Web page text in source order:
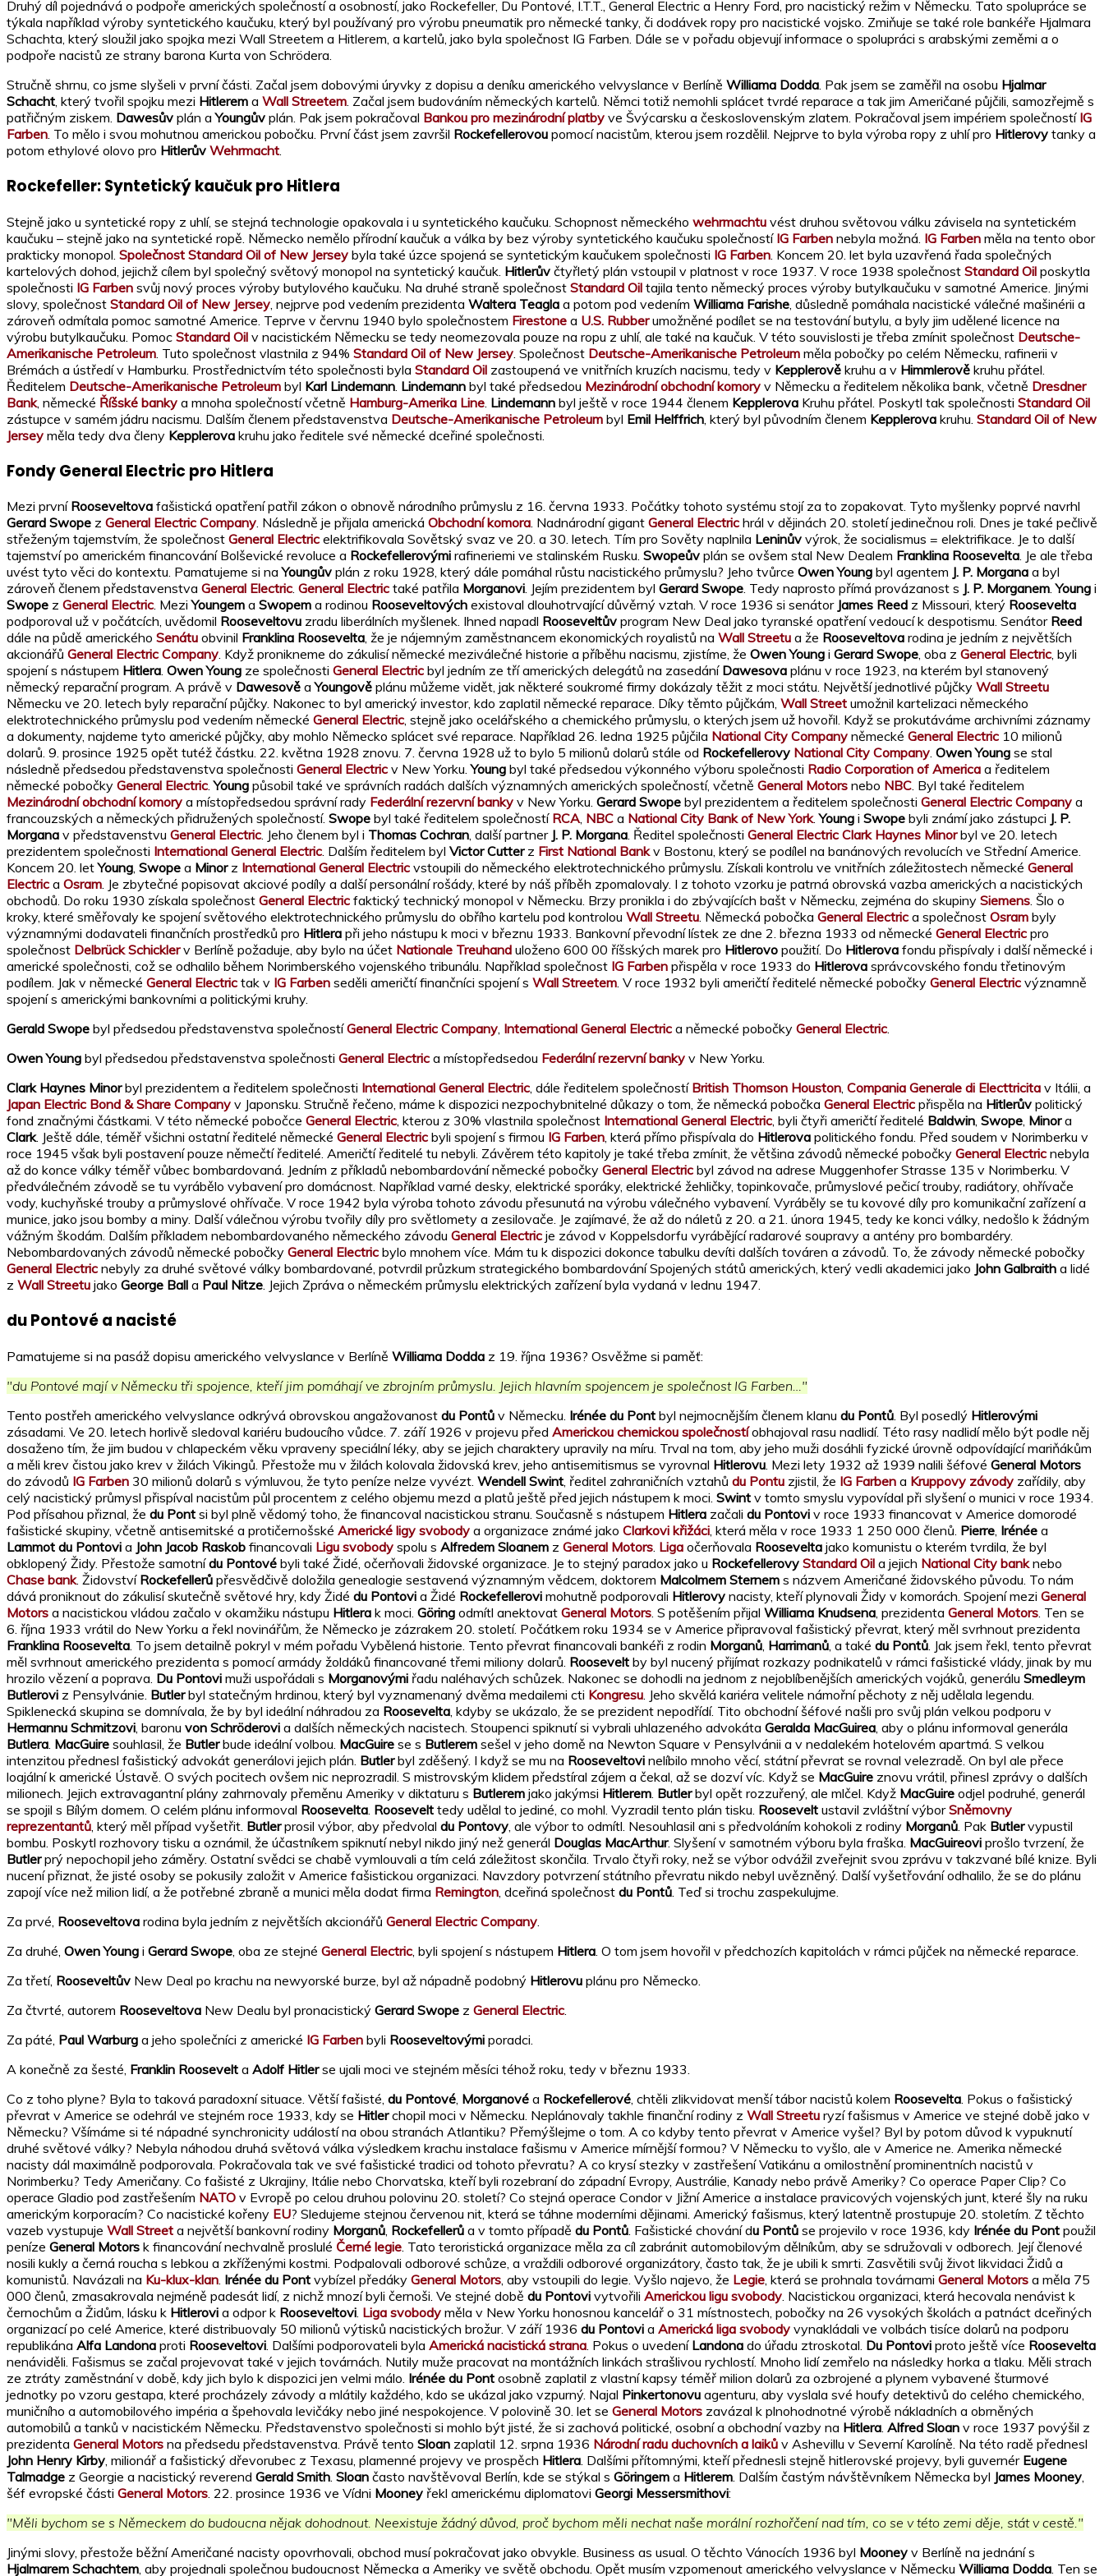
Druhý díl pojednává o podpoře amerických společností a osobností, jako Rockefeller, Du Pontové, I.T.T., General Electric a Henry Ford, pro nacistický režim v Německu. Tato spolupráce se
týkala například výroby syntetického kaučuku, který byl používaný pro výrobu pneumatik pro německé tanky, či dodávek ropy pro nacistické vojsko. Zmiňuje se také role bankéře Hjalmara
Schachta, který sloužil jako spojka mezi Wall Streetem a Hitlerem, a kartelů, jako byla společnost IG Farben. Dále se v pořadu objevují informace o spolupráci s arabskými zeměmi a o
podpoře nacistů ze strany barona Kurta von Schrödera.
Stručně shrnu, co jsme slyšeli v první části. Začal jsem dobovými úryvky z dopisu a deníku amerického velvyslance v Berlíně Williama Dodda. Pak jsem se zaměřil na osobu Hjalmar
Schacht, který tvořil spojku mezi Hitlerem a Wall Streetem. Začal jsem budováním německých kartelů. Němci totiž nemohli splácet tvrdé reparace a tak jim Američané půjčili, samozřejmě s
patřičným ziskem. Dawesův plán aYoungův plán. Pak jsem pokračoval Bankou pro mezinárodní platby ve Švýcarsku a československým zlatem. Pokračoval jsem impériem společností IG
Farben. To mělo i svou mohutnou americkou pobočku. První část jsem završil Rockefellerovou pomocí nacistům, kterou jsem rozdělil. Nejprve to byla výroba ropy z uhlí pro Hitlerovy tanky a
potom ethylové olovo pro Hitlerův Wehrmacht.
Rockefeller: Syntetický kaučuk pro Hitlera
Stejně jako u syntetické ropy z uhlí, se stejná technologie opakovala i u syntetického kaučuku. Schopnost německého wehrmachtu vést druhou světovou válku závisela na syntetickém
kaučuku – stejně jako na syntetické ropě. Německo nemělo přírodní kaučuk a válka by bez výroby syntetického kaučuku společností IG Farben nebyla možná. IG Farben měla na tento obor
prakticky monopol. Společnost Standard Oil of New Jersey byla také úzce spojená se syntetickým kaučukem společnosti IG Farben . Koncem 20. let byla uzavřená řada společných
kartelových dohod, jejichž cílem byl společný světový monopol na syntetický kaučuk. Hitlerův čtyřletý plán vstoupil v platnost v roce 1937. V roce 1938 společnost Standard Oil poskytla
společnosti IG Farben svůj nový proces výroby butylového kaučuku. Na druhé straně společnost Standard Oil tajila tento německý proces výroby butylkaučuku v samotné Americe. Jinými
slovy, společnost Standard Oil of New Jersey , nejprve pod vedením prezidenta Waltera Teagla a potom pod vedením Williama Farishe , důsledně pomáhala nacistické válečné mašinérii a
zároveň odmítala pomoc samotné Americe. Teprve v červnu 1940 bylo společnostem Firestone a U.S. Rubberumožněné podílet se na testování butylu, a byly jim udělené licence na
výrobu butylkaučuku. Pomoc Standard Oil v nacistickém Německu se tedy neomezovala pouze na ropu z uhlí, ale také na kaučuk. V této souvislosti je třeba zmínit společnost Deutsche-
Amerikanische Petroleum . Tuto společnost vlastnila z 94% Standard Oil of New Jersey . Společnost Deutsche-Amerikanische Petroleum měla pobočky po celém Německu, rafinerii v
Brémách a ústředí v Hamburku. Prostřednictvím této společnosti byla Standard Oil zastoupená ve vnitřních kruzích nacismu, tedy v Kepplerově kruhu a v Himmlerově kruhu přátel.
Ředitelem Deutsche-Amerikanische Petroleum byl Karl Lindemann Lindemann byl také předsedou Mezinárodní obchodní komory v Německu a ředitelem několika bank, včetně Dresdner
Bank, německé Říšské banky a mnoha společností včetně Hamburg-Amerika Line Lindemann byl ještě v roce 1944 členem Kepplerova Kruhu přátel. Poskytl tak společnosti Standard Oil
zástupce v samém jádru nacismu. Dalším členem představenstva Deutsche-Amerikanische Petroleum byl Emil Helffrich , který byl původním členem Kepplerova kruhu. Standard Oil of New
Jersey měla tedy dva členy Kepplerova kruhu jako ředitele své německé dceřiné společnosti.
Fondy General Electric pro Hitlera
Mezi první Rooseveltova fašistická opatření patřil zákon o obnově národního průmyslu z 16. června 1933. Počátky tohoto systému stojí za to zopakovat. Tyto myšlenky poprvé navrhl
Gerard Swope z General Electric Company. Následně je přijala americká Obchodní komora. Nadnárodní gigant General Electric hrál v dějinách 20. století jedinečnou roli. Dnes je také pečlivě
střeženým tajemstvím, že společnost General Electric elektrifikovala Sovětský svaz ve 20. a 30. letech. Tím pro Sověty naplnila Leninův výrok, že socialismus = elektrifikace. Je to další
tajemství po americkém financování Bolševické revoluce a Rockefellerovými rafineriemi ve stalinském Rusku. Swopeův plán se ovšem stal New Dealem Franklina Roosevelta. Je ale třeba
uvést tyto věci do kontextu. Pamatujeme si naYoungův plán z roku 1928, který dále pomáhal růstu nacistického průmyslu? Jeho tvůrce Owen Young byl agentem J. P. Morgana a byl
zároveň členem představenstva General Electric. General Electric také patřila Morganovi. Jejím prezidentem byl Gerard Swope. Tedy naprosto přímá provázanost s J. P. Morganem.Young i
Swope z General Electric. MeziYoungem a Swopem a rodinou Rooseveltových existoval dlouhotrvající důvěrný vztah. V roce 1936 si senátor James Reed z Missouri, který Roosevelta
podporoval už v počátcích, uvědomil Rooseveltovu zradu liberálních myšlenek. Ihned napadl Rooseveltův program New Deal jako tyranské opatření vedoucí k despotismu. Senátor Reed
dále na půdě amerického Senátu obvinil Franklina Roosevelta, že je nájemným zaměstnancem ekonomických royalistů na Wall Streetu a že Rooseveltova rodina je jedním z největších
akcionářů General Electric Company. Když pronikneme do zákulisí německé meziválečné historie a příběhu nacismu, zjistíme, že Owen Young i Gerard Swope, oba z General Electric, byli
spojení s nástupem Hitlera. Owen Young ze společnosti General Electric byl jedním ze tří amerických delegátů na zasedání Dawesova plánu v roce 1923, na kterém byl stanovený
německý reparační program. A právě v Dawesově aYoungově plánu můžeme vidět, jak některé soukromé firmy dokázaly těžit z moci státu. Největší jednotlivé půjčky Wall Streetu
Německu ve 20. letech byly reparační půjčky. Nakonec to byl americký investor, kdo zaplatil německé reparace. Díky těmto půjčkám, Wall Street umožnil kartelizaci německého
elektrotechnického průmyslu pod vedením německé General Electric, stejně jako ocelářského a chemického průmyslu, o kterých jsem už hovořil. Když se prokutáváme archivními záznamy
a dokumenty, najdeme tyto americké půjčky, aby mohlo Německo splácet své reparace. Například 26. ledna 1925 půjčila National City Company německé General Electric 10 milionů
dolarů. 9. prosince 1925 opět tutéž částku. 22. května 1928 znovu. 7. června 1928 už to bylo 5 milionů dolarů stále od Rockefellerovy National City Company. Owen Young se stal
následně předsedou představenstva společnosti General Electric v New Yorku.Young byl také předsedou výkonného výboru společnosti Radio Corporation of America a ředitelem
německé pobočky General Electric.Young působil také ve správních radách dalších významných amerických společností, včetně General Motors nebo NBC. Byl také ředitelem
Mezinárodní obchodní komory a místopředsedou správní rady Federální rezervní banky v New Yorku. Gerard Swope byl prezidentem a ředitelem společnosti General Electric Company a
francouzských a německých přidružených společností. Swope byl také ředitelem společností RCA, NBC a National City Bank of New York.Young i Swope byli známí jako zástupci J. P.
Morgana v představenstvu General Electric. Jeho členem byl i Thomas Cochran, další partner J. P. Morgana. Ředitel společnosti General Electric Clark Haynes Minorbyl ve 20. letech
prezidentem společnosti International General Electric. Dalším ředitelem byl Victor Cutterz First National Bankv Bostonu, který se podílel na banánových revolucích ve Střední Americe.
Koncem 20. letYoung, Swope a Minorz International General Electric vstoupili do německého elektrotechnického průmyslu. Získali kontrolu ve vnitřních záležitostech německé General
Electric a Osram. Je zbytečné popisovat akciové podíly a další personální rošády, které by náš příběh zpomalovaly. I z tohoto vzorku je patrná obrovská vazba amerických a nacistických
obchodů. Do roku 1930 získala společnost General Electric faktický technický monopol v Německu. Brzy pronikla i do zbývajících bašt v Německu, zejména do skupiny Siemens. Šlo o
kroky, které směřovaly ke spojení světového elektrotechnického průmyslu do obřího kartelu pod kontrolou Wall Streetu. Německá pobočka General Electric a společnost Osram byly
významnými dodavateli finančních prostředků pro Hitlera při jeho nástupu k moci v březnu 1933. Bankovní převodní lístek ze dne 2. března 1933 od německé General Electric pro
společnost Delbrück Schicklerv Berlíně požaduje, aby bylo na účet Nationale Treuhand uloženo 600 00 říšských marek pro Hitlerovo použití. Do Hitlerova fondu přispívaly i další německé i
americké společnosti, což se odhalilo během Norimberského vojenského tribunálu. Například společnost IG Farben přispěla v roce 1933 do Hitlerova správcovského fondu třetinovým
podílem. Jak v německé General Electric tak v IG Farben seděli američtí finančníci spojení s Wall Streetem. V roce 1932 byli američtí ředitelé německé pobočky General Electric významně
spojení s americkými bankovními a politickými kruhy.
Gerald Swope byl předsedou představenstva společnostíGeneral Electric Company, International General Electric a německé pobočky General Electric.
Owen Young byl předsedou představenstva společnosti General Electric a místopředsedou Federální rezervní banky v New Yorku.
Clark Haynes Minorbyl prezidentem a ředitelem společnosti International General Electric, dále ředitelem společností British Thomson Houston, Compania Generale di Electtricita v Itálii, a
Japan Electric Bond & Share Company v Japonsku. Stručně řečeno, máme k dispozici nezpochybnitelné důkazy o tom, že německá pobočka General Electric přispěla na Hitlerův politický
fond značnými částkami. V této německé pobočce General Electric, kterou z 30% vlastnila společnost International General Electric, byli čtyři američtí ředitelé Baldwin, Swope, Minora
Clark. Ještě dále, téměř všichni ostatní ředitelé německé General Electric byli spojení s firmou IG Farben, která přímo přispívala do Hitlerova politického fondu. Před soudem v Norimberku v
roce 1945 však byli postavení pouze němečtí ředitelé. Američtí ředitelé tu nebyli. Závěrem této kapitoly je také třeba zmínit, že většina závodů německé pobočky General Electric nebyla
až do konce války téměř vůbec bombardovaná. Jedním z příkladů nebombardování německé pobočky General Electric byl závod na adrese Muggenhofer Strasse 135 v Norimberku. V
předválečném závodě se tu vyrábělo vybavení pro domácnost. Například varné desky, elektrické sporáky, elektrické žehličky, topinkovače, průmyslové pečicí trouby, radiátory, ohřívače
vody, kuchyňské trouby a průmyslové ohřívače. V roce 1942 byla výroba tohoto závodu přesunutá na výrobu válečného vybavení. Vyráběly se tu kovové díly pro komunikační zařízení a
munice, jako jsou bomby a miny. Další válečnou výrobu tvořily díly pro světlomety a zesilovače. Je zajímavé, že až do náletů z 20. a 21. února 1945, tedy ke konci války, nedošlo k žádným
vážným škodám. Dalším příkladem nebombardovaného německého závodu General Electric je závod v Koppelsdorfu vyrábějící radarové soupravy a antény pro bombardéry.
Nebombardovaných závodů německé pobočky General Electric bylo mnohem více. Mám tu k dispozici dokonce tabulku devíti dalších továren a závodů. To, že závody německé pobočky
General Electric nebyly za druhé světové války bombardované, potvrdil průzkum strategického bombardování Spojených států amerických, který vedli akademici jako John Galbraith a lidé
z Wall Streetu jako George Ball a Paul Nitze. Jejich Zpráva o německém průmyslu elektrických zařízení byla vydaná v lednu 1947.
du Pontové a nacisté
Pamatujeme si na pasáž dopisu amerického velvyslance v Berlíně Williama Dodda z 19. října 1936? Osvěžme si paměť:
"du Pontové mají v Německu tři spojence, kteří jim pomáhají ve zbrojním průmyslu. Jejich hlavním spojencem je společnost IG Farben…"
Tento postřeh amerického velvyslance odkrývá obrovskou angažovanost du Pontů v Německu. Irénée du Pont byl nejmocnějším členem klanu du Pontů . Byl posedlý Hitlerovými
zásadami. Ve 20. letech horlivě sledoval kariéru budoucího vůdce. 7. září 1926 v projevu před Americkou chemickou společnostíobhajoval rasu nadlidí. Této rasy nadlidí mělo být podle něj
dosaženo tím, že jim budou v chlapeckém věku vpraveny speciální léky, aby se jejich charaktery upravily na míru. Trval na tom, aby jeho muži dosáhli fyzické úrovně odpovídající mariňákům
a měli krev čistou jako krev v žilách Vikingů. Přestože mu v žilách kolovala židovská krev, jeho antisemitismus se vyrovnal Hitlerovu . Mezi lety 1932 až 1939 nalili šéfové General Motors
do závodů IG Farben 30 milionů dolarů s výmluvou, že tyto peníze nelze vyvézt. Wendell Swint , ředitel zahraničních vztahů du Pontu zjistil, že IG Farben a Kruppovy závody zařídily, aby
celý nacistický průmysl přispíval nacistům půl procentem z celého objemu mezd a platů ještě před jejich nástupem k moci. Swint v tomto smyslu vypovídal při slyšení o munici v roce 1934.
Pod přísahou přiznal, že du Pont si byl plně vědomý toho, že financoval nacistickou stranu. Současně s nástupem Hitlera začali du Pontovi v roce 1933 financovat v Americe domorodé
fašistické skupiny, včetně antisemitské a protičernošské Americké ligy svobody a organizace známé jako Clarkovi křižáci , která měla v roce 1933 1 250 000 členů. Pierre Irénée a
Lammot du Pontovi a John Jacob Raskob financovali Ligu svobody spolu s Alfredem Sloanem z General Motors Liga očerňovala Roosevelta jako komunistu o kterém tvrdila, že byl
obklopený Židy. Přestože samotnídu Pontové byli také Židé, očerňovali židovské organizace. Je to stejný paradox jako u Rockefellerovy Standard Oil a jejich National City banknebo
Chase bank. Židovství Rockefellerů přesvědčivě doložila genealogie sestavená významným vědcem, doktorem Malcolmem Sternem s názvem Američané židovského původu. To nám
dává proniknout do zákulisí skutečně světové hry, kdy Židé du Pontovi a Židé Rockefellerovi mohutně podporovali Hitlerovy nacisty, kteří plynovali Židy v komorách. Spojení mezi General
Motors a nacistickou vládou začalo v okamžiku nástupu Hitlera k moci. Göring odmítl anektovat General Motors . S potěšením přijal Williama Knudsena , prezidenta General Motors . Ten se
6. října 1933 vrátil do New Yorku a řekl novinářům, že Německo je zázrakem 20. století. Počátkem roku 1934 se v Americe připravoval fašistický převrat, který měl svrhnout prezidenta
Franklina Roosevelta . To jsem detailně pokryl v mém pořadu Vybělená historie. Tento převrat financovali bankéři z rodin Morganů Harrimanů , a také du Pontů . Jak jsem řekl, tento převrat
měl svrhnout amerického prezidenta s pomocí armády žoldáků financované třemi miliony dolarů. Roosevelt by byl nucený přijímat rozkazy podnikatelů v rámci fašistické vlády, jinak by mu
hrozilo vězení a poprava. Du Pontovi muži uspořádali s Morganovými řadu naléhavých schůzek. Nakonec se dohodli na jednom z nejoblíbenějších amerických vojáků, generálu Smedleym
Butlerovi z Pensylvánie. Butlerbyl statečným hrdinou, který byl vyznamenaný dvěma medailemi cti Kongresu . Jeho skvělá kariéra velitele námořní pěchoty z něj udělala legendu.
Spiklenecká skupina se domnívala, že by byl ideální náhradou za Roosevelta , kdyby se ukázalo, že se prezident nepodřídí. Tito obchodní šéfové našli pro svůj plán velkou podporu v
Hermannu Schmitzovi , baronu von Schröderovi a dalších německých nacistech. Stoupenci spiknutí si vybrali uhlazeného advokáta Geralda MacGuirea , aby o plánu informoval generála
Butlera MacGuire souhlasil, že Butlerbude ideální volbou. MacGuire se s Butlerem sešel v jeho domě na Newton Square v Pensylvánii a v nedalekém hotelovém apartmá. S velkou
intenzitou přednesl fašistický advokát generálovi jejich plán. Butlerbyl zděšený. I když se mu na Rooseveltovi nelíbilo mnoho věcí, státní převrat se rovnal velezradě. On byl ale přece
loajální k americké Ústavě. O svých pocitech ovšem nic neprozradil. S mistrovským klidem předstíral zájem a čekal, až se dozví víc. Když se MacGuire znovu vrátil, přinesl zprávy o dalších
milionech. Jejich extravagantní plány zahrnovaly přeměnu Ameriky v diktaturu s Butlerem jako jakýmsi Hitlerem Butlerbyl opět rozzuřený, ale mlčel. Když MacGuire odjel podruhé, generál
se spojil s Bílým domem. O celém plánu informoval Roosevelta Roosevelt tedy udělal to jediné, co mohl. Vyzradil tento plán tisku. Roosevelt ustavil zvláštní výborSněmovny
reprezentantů , který měl případ vyšetřit. Butlerprosil výbor, aby předvolal du Pontovy , ale výbor to odmítl. Nesouhlasil ani s předvoláním kohokoli z rodiny Morganů . Pak Butlervypustil
bombu. Poskytl rozhovory tisku a oznámil, že účastníkem spiknutí nebyl nikdo jiný než generál Douglas MacArthur. Slyšení v samotném výboru byla fraška. MacGuireovi prošlo tvrzení, že
Butlerprý nepochopil jeho záměry. Ostatní svědci se chabě vymlouvali a tím celá záležitost skončila. Trvalo čtyři roky, než se výbor odvážil zveřejnit svou zprávu v takzvané bílé knize. Byli
nucení přiznat, že jisté osoby se pokusily založit v Americe fašistickou organizaci. Navzdory potvrzení státního převratu nikdo nebyl uvězněný. Další vyšetřování odhalilo, že se do plánu
zapojí více než milion lidí, a že potřebné zbraně a munici měla dodat firma Remington , dceřiná společnost du Pontů . Teď si trochu zaspekulujme.
Za prvé, Rooseveltova rodina byla jedním z největších akcionářů General Electric Company
Za druhé, Owen Young i Gerard Swope , oba ze stejné General Electric , byli spojení s nástupem Hitlera . O tom jsem hovořil v předchozích kapitolách v rámci půjček na německé reparace.
Za třetí, Rooseveltův New Deal po krachu na newyorské burze, byl až nápadně podobný Hitlerovu plánu pro Německo.
Za čtvrté, autorem Rooseveltova New Dealu byl pronacistický Gerard Swope z General Electric
Za páté, Paul Warburg a jeho společníci z americké IG Farben byli Rooseveltovými poradci.
A konečně za šesté, Franklin Roosevelt a Adolf Hitlerse ujali moci ve stejném měsíci téhož roku, tedy v březnu 1933.
Co z toho plyne? Byla to taková paradoxní situace. Větší fašisté, du Pontové Morganové a Rockefellerové , chtěli zlikvidovat menší tábor nacistů kolem Roosevelta . Pokus o fašistický
převrat v Americe se odehrál ve stejném roce 1933, kdy se Hitlerchopil moci v Německu. Neplánovaly takhle finanční rodiny z Wall Streetu ryzí fašismus v Americe ve stejné době jako v
Německu? Všímáme si té nápadné synchronicity událostí na obou stranách Atlantiku? Přemýšlejme o tom. A co kdyby tento převrat v Americe vyšel? Byl by potom důvod k vypuknutí
druhé světové války? Nebyla náhodou druhá světová válka výsledkem krachu instalace fašismu v Americe mírnější formou? V Německu to vyšlo, ale v Americe ne. Amerika německé
nacisty dál maximálně podporovala. Pokračovala tak ve své fašistické tradici od tohoto převratu? A co krysí stezky v zastřešení Vatikánu a omilostnění prominentních nacistů v
Norimberku? Tedy Američany. Co fašisté z Ukrajiny, Itálie nebo Chorvatska, kteří byli rozebraní do západní Evropy, Austrálie, Kanady nebo právě Ameriky? Co operace Paper Clip? Co
operace Gladio pod zastřešením NATO v Evropě po celou druhou polovinu 20. století? Co stejná operace Condor v Jižní Americe a instalace pravicových vojenských junt, které šly na ruku
americkým korporacím? Co nacistické kořeny EU? Sledujeme stejnou červenou nit, která se táhne moderními dějinami. Americký fašismus, který latentně prostupuje 20. stoletím. Z těchto
vazeb vystupuje Wall Street a největší bankovní rodiny Morganů Rockefellerů a v tomto případě du Pontů . Fašistické chování du Pontů se projevilo v roce 1936, kdy Irénée du Pont použil
peníze General Motors k financování nechvalně proslulé Černé legie . Tato teroristická organizace měla za cíl zabránit automobilovým dělníkům, aby se sdružovali v odborech. Její členové
nosili kukly a černá roucha s lebkou a zkříženými kostmi. Podpalovali odborové schůze, a vraždili odborové organizátory, často tak, že je ubili k smrti. Zasvětili svůj život likvidaci Židů a
komunistů. Navázali na Ku-klux-klan Irénée du Pont vybízel předáky General Motors , aby vstoupili do legie. Vyšlo najevo, že Legie , která se prohnala továrnami General Motors a měla 75
000 členů, zmasakrovala nejméně padesát lidí, z nichž mnozí byli černoši. Ve stejné době du Pontovi vytvořili Americkou ligu svobody Nacistickou organizaci , která hecovala nenávist k
černochům a Židům, lásku k Hitlerovi a odpor k Rooseveltovi Liga svobody měla v New Yorku honosnou kancelář o 31 místnostech, pobočky na 26 vysokých školách a patnáct dceřiných
organizací po celé Americe, které distribuovaly 50 milionů výtisků nacistických brožur. V září 1936 du Pontovi a Americká liga svobody vynakládali ve volbách tisíce dolarů na podporu
republikána Alfa Landona proti Rooseveltovi . Dalšími podporovateli byla Americká nacistická strana . Pokus o uvedení Landona do úřadu ztroskotal. Du Pontovi proto ještě více Roosevelta
nenáviděli. Fašismus se začal projevovat také v jejich továrnách. Nutily muže pracovat na montážních linkách strašlivou rychlostí. Mnoho lidí zemřelo na následky horka a tlaku. Měli strach
ze ztráty zaměstnání v době, kdy jich bylo k dispozici jen velmi málo. Irénée du Pont osobně zaplatil z vlastní kapsy téměř milion dolarů za ozbrojené a plynem vybavené šturmové
jednotky po vzoru gestapa, které procházely závody a mlátily každého, kdo se ukázal jako vzpurný. Najal Pinkertonovu agenturu, aby vyslala své houfy detektivů do celého chemického,
muničního a automobilového impéria a špehovala levičáky nebo jiné nespokojence. V polovině 30. let se General Motors zavázal k plnohodnotné výrobě nákladních a obrněných
automobilů a tanků v nacistickém Německu. Představenstvo společnosti si mohlo být jisté, že si zachová politické, osobní a obchodní vazby na Hitlera Alfred Sloan v roce 1937 povýšil z
prezidenta General Motors na předsedu představenstva. Právě tento Sloan zaplatil 12. srpna 1936 Národní radu duchovních a laiků v Ashevillu v Severní Karolíně. Na této radě přednesl
John Henry Kirby , milionář a fašistický dřevorubec z Texasu, plamenné projevy ve prospěch Hitlera . Dalšími přítomnými, kteří přednesli stejně hitlerovské projevy, byli guvernér Eugene
Talmadge z Georgie a nacistický reverend Gerald Smith Sloan často navštěvoval Berlín, kde se stýkal s Göringem a Hitlerem . Dalším častým návštěvníkem Německa byl James Mooney
šéf evropské části General Motors . 22. prosince 1936 ve Vídni Mooney řekl americkému diplomatovi Georgi Messersmithovi:
"Měli bychom se s Německem do budoucna nějak dohodnout. Neexistuje žádný důvod, proč bychom měli nechat naše morální rozhořčení nad tím, co se v této zemi děje, stát v cestě."
Jinými slovy, přestože běžní Američané nacisty opovrhovali, obchod musí pokračovat jako obvykle. Business as usual. O těchto Vánocích 1936 byl Mooney v Berlíně na jednání s
Hjalmarem Schachtem , aby projednali společnou budoucnost Německa a Ameriky ve světě obchodu. Opět musím vzpomenout amerického velvyslance v Německu Williama Dodda . Ten se